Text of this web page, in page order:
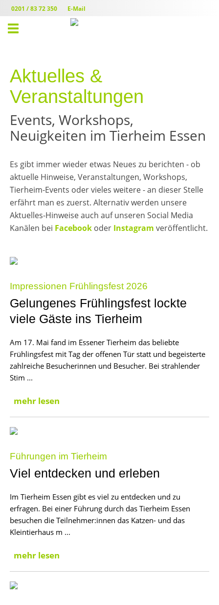
0201 / 83 72 350 E-Mail
Toggle
Aktuelles &
Veranstaltungen
Events, Workshops,
Neuigkeiten im Tierheim Essen
Es gibt immer wieder etwas Neues zu berichten - ob
aktuelle Hinweise, Veranstaltungen, Workshops,
Tierheim-Events oder vieles weitere - an dieser Stelle
erfährt man es zuerst. Alternativ werden unsere
Aktuelles-Hinweise auch auf unseren Social Media
Kanälen bei Facebook oder Instagram veröffentlicht.
Impressionen Frühlingsfest 2026
Gelungenes Frühlingsfest lockte
viele Gäste ins Tierheim
Am 17. Mai fand im Essener Tierheim das beliebte
Frühlingsfest mit Tag der offenen Tür statt und begeisterte
zahlreiche Besucherinnen und Besucher. Bei strahlender
Stim ...
mehr lesen
Führungen im Tierheim
Viel entdecken und erleben
Im Tierheim Essen gibt es viel zu entdecken und zu
erfragen. Bei einer Führung durch das Tierheim Essen
besuchen die Teilnehmer:innen das Katzen- und das
Kleintierhaus m ...
mehr lesen